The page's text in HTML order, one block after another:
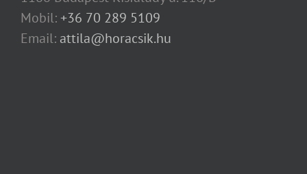
Mobil:+36 70 289 5109
Email: attila@horacsik.hu